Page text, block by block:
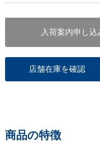
入荷案内申し込
店舗在庫を確認
商品の特徴